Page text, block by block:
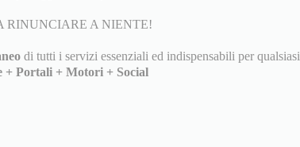
RINUNCIARE A NIENTE!
di tutti i servizi essenziali ed indispensabili per qualsiasi
+ Portali + Motori + Social